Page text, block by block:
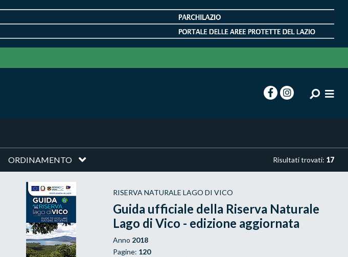
Risultati trovati: 17
ORDINAMENTO
RISERVA NATURALE LAGO DI VICO
Guida ufficiale della Riserva Naturale
Lago di Vico - edizione aggiornata
Anno 2018
Pagine: 120